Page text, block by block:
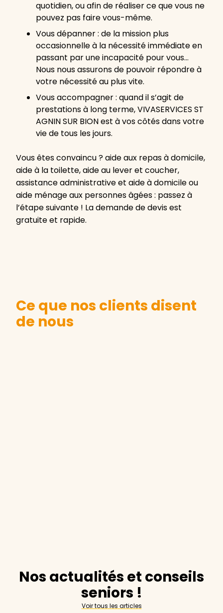
quotidien, ou afin de réaliser ce que vous ne
pouvez pas faire vous-même.
Vous dépanner : de la mission plus
occasionnelle à la nécessité immédiate en
passant par une incapacité pour vous…
Nous nous assurons de pouvoir répondre à
votre nécessité au plus vite.
Vous accompagner : quand il s’agit de
prestations à long terme, VIVASERVICES ST
AGNIN SUR BION est à vos côtés dans votre
vie de tous les jours.
Vous êtes convaincu ? aide aux repas à domicile,
aide à la toilette, aide au lever et coucher,
assistance administrative et aide à domicile ou
aide ménage aux personnes âgées : passez à
l’étape suivante ! La demande de devis est
gratuite et rapide.
Ce que nos clients disent
de nous
Nos actualités et conseils
seniors !
Voir tous les articles